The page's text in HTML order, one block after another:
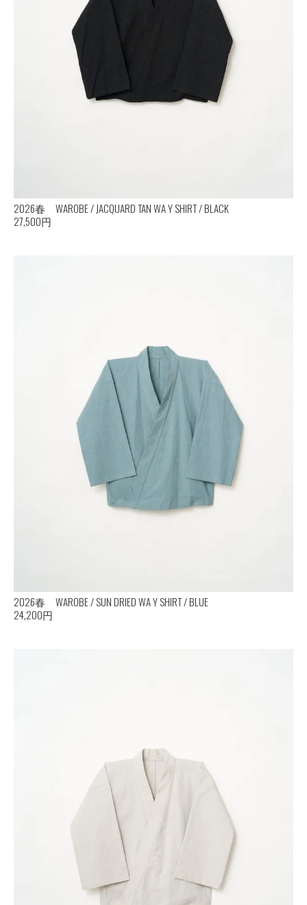
2026春 WAROBE / JACQUARD TAN WA Y SHIRT / BLACK
27,500円
2026春 WAROBE / SUN DRIED WA Y SHIRT / BLUE
24,200円